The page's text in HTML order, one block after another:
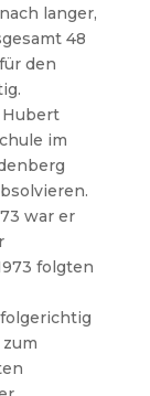
langer,
48
den
im
war er
folgten